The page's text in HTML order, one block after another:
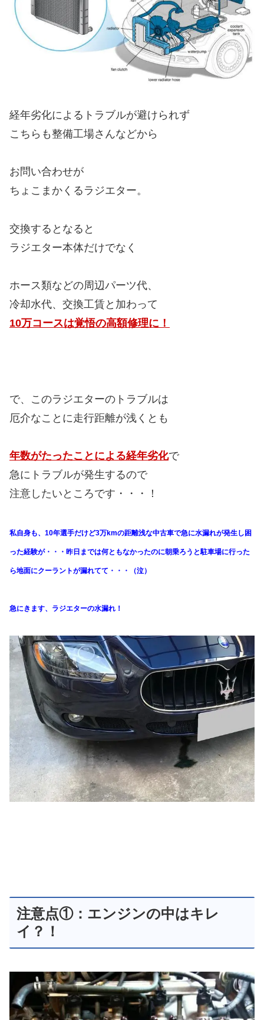
経年劣化によるトラブルが避けられず
こちらも整備工場さんなどから
お問い合わせが
ちょこまかくるラジエター。
交換するとなると
ラジエター本体だけでなく
ホース類などの周辺パーツ代、
冷却水代、交換工賃と加わって
10万コースは覚悟の高額修理に！
で、このラジエターのトラブルは
厄介なことに走行距離が浅くとも
年数がたったことによる経年劣化で
急にトラブルが発生するので
注意したいところです・・・！
私自身も、10年選手だけど3万kmの距離浅な中古車で急に水漏れが発生し困
った経験が・・・昨日までは何ともなかったのに朝乗ろうと駐車場に行った
ら地面にクーラントが漏れてて・・・（泣）
急にきます、ラジエターの水漏れ！
注意点①：エンジンの中はキレ
イ？！